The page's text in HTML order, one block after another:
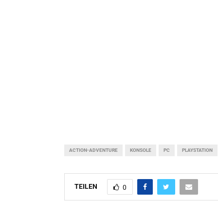
ACTION-ADVENTURE KONSOLE PC PLAYSTATION
TEILEN 0